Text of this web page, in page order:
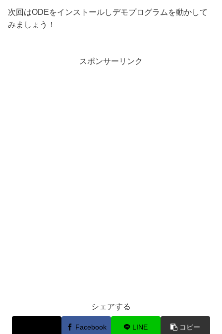
次回はODEをインストールしデモプログラムを動かして
みましょう！
スポンサーリンク
シェアする
Facebook LINE コピー